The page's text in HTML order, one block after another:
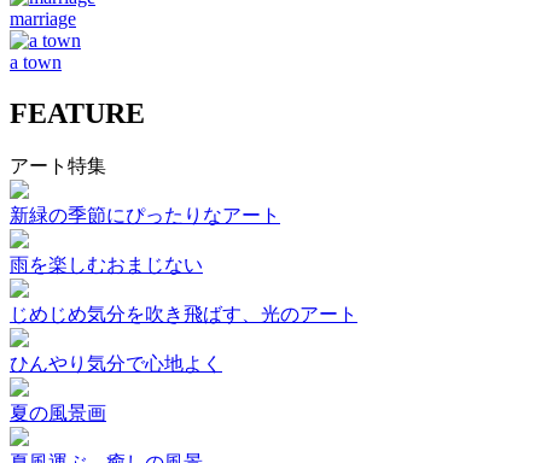
marriage
a town
FEATURE
アート特集
新緑の季節にぴったりなアート
雨を楽しむおまじない
じめじめ気分を吹き飛ばす、光のアート
ひんやり気分で心地よく
夏の風景画